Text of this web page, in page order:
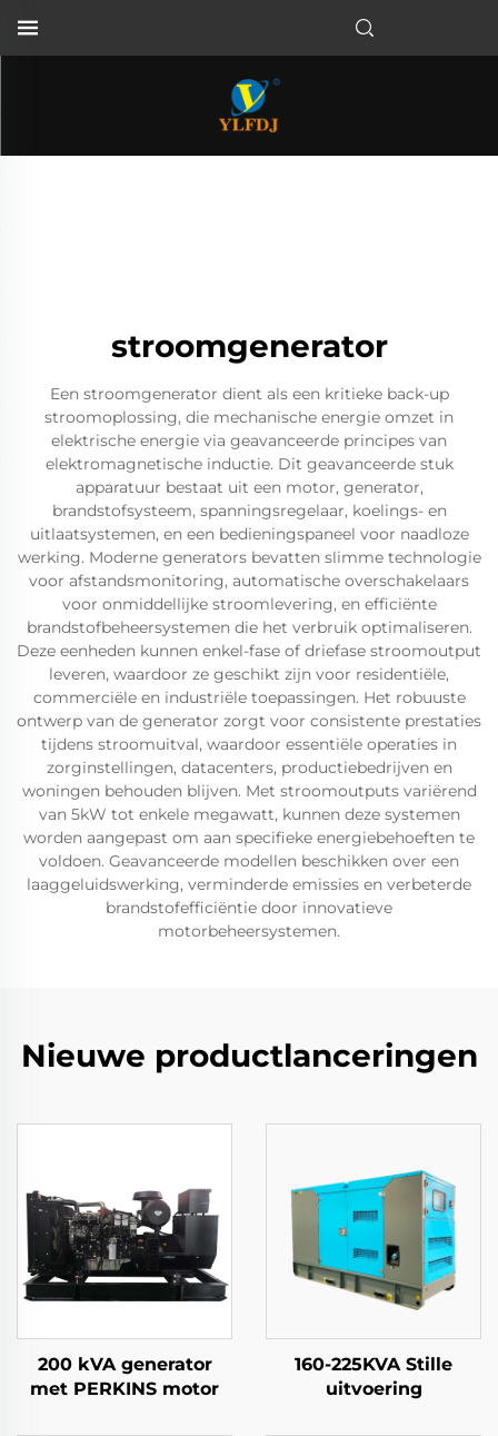
stroomgenerator
Een stroomgenerator dient als een kritieke back-up
stroomoplossing, die mechanische energie omzet in
elektrische energie via geavanceerde principes van
elektromagnetische inductie. Dit geavanceerde stuk
apparatuur bestaat uit een motor, generator,
brandstofsysteem, spanningsregelaar, koelings- en
uitlaatsystemen, en een bedieningspaneel voor naadloze
werking. Moderne generators bevatten slimme technologie
voor afstandsmonitoring, automatische overschakelaars
voor onmiddellijke stroomlevering, en efficiënte
brandstofbeheersystemen die het verbruik optimaliseren.
Deze eenheden kunnen enkel-fase of driefase stroomoutput
leveren, waardoor ze geschikt zijn voor residentiële,
commerciële en industriële toepassingen. Het robuuste
ontwerp van de generator zorgt voor consistente prestaties
tijdens stroomuitval, waardoor essentiële operaties in
zorginstellingen, datacenters, productiebedrijven en
woningen behouden blijven. Met stroomoutputs variërend
van 5kW tot enkele megawatt, kunnen deze systemen
worden aangepast om aan specifieke energiebehoeften te
voldoen. Geavanceerde modellen beschikken over een
laaggeluidswerking, verminderde emissies en verbeterde
brandstofefficiëntie door innovatieve
motorbeheersystemen.
Nieuwe productlanceringen
200 kVA generator
met PERKINS motor
160-225KVA Stille
uitvoering